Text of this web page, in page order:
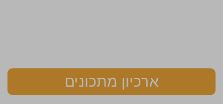
ארכיון מתכונים